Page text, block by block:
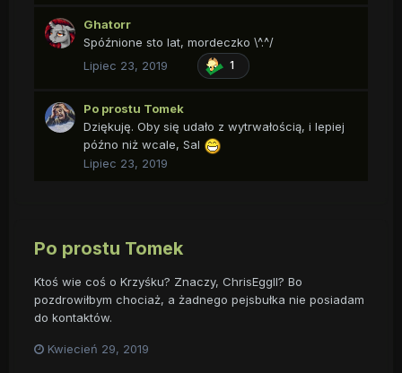
Ghatorr
Spóźnione sto lat, mordeczko \^.^/
Lipiec 23, 2019
1
Po prostu Tomek
Dziękuję. Oby się udało z wytrwałością, i lepiej
późno niż wcale, Sal
Lipiec 23, 2019
Po prostu Tomek
Ktoś wie coś o Krzyśku? Znaczy, ChrisEggII? Bo
pozdrowiłbym chociaż, a żadnego pejsbułka nie posiadam
do kontaktów.
Kwiecień 29, 2019